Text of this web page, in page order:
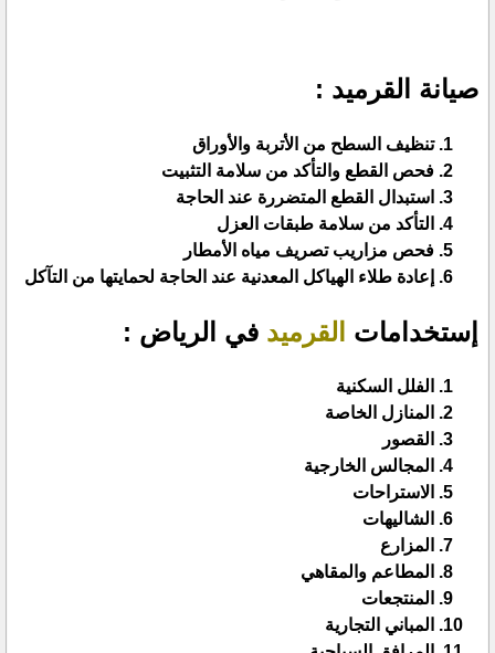
صيانة القرميد :
تنظيف السطح من الأتربة والأوراق
فحص القطع والتأكد من سلامة التثبيت
استبدال القطع المتضررة عند الحاجة
التأكد من سلامة طبقات العزل
فحص مزاريب تصريف مياه الأمطار
إعادة طلاء الهياكل المعدنية عند الحاجة لحمايتها من التآكل
إستخدامات القرميد في الرياض :
الفلل السكنية
المنازل الخاصة
القصور
المجالس الخارجية
الاستراحات
الشاليهات
المزارع
المطاعم والمقاهي
المنتجعات
المباني التجارية